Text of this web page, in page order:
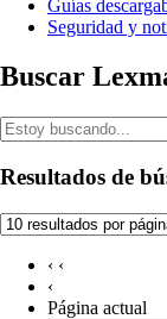
Guías
Seguridad y
Buscar
Resultados de
‹ ‹
‹
Página actual